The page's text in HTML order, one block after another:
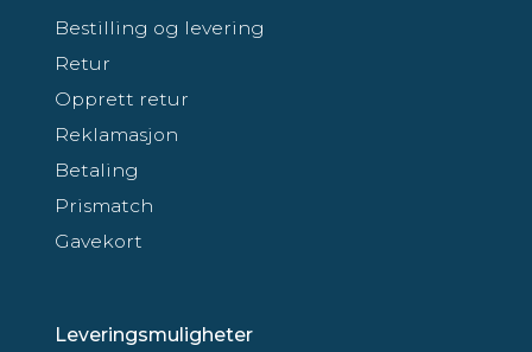
Bestilling og levering
Retur
Opprett retur
Reklamasjon
Betaling
Prismatch
Gavekort
Leveringsmuligheter